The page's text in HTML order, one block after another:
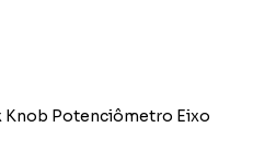
Knob Potenciômetro Eixo